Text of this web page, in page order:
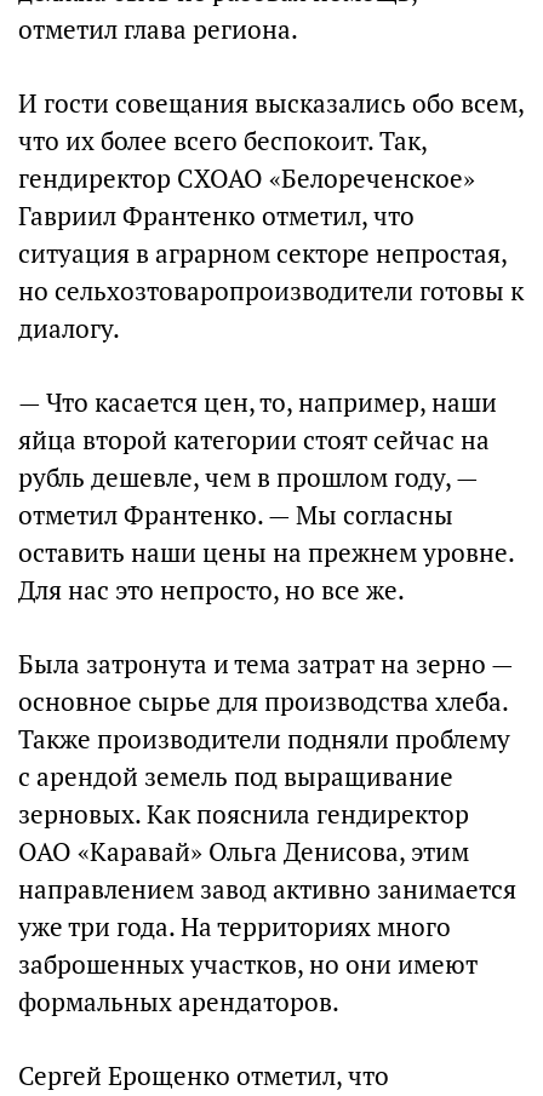
отметил глава региона.
И гости совещания высказались обо всем,
что их более всего беспокоит. Так,
гендиректор СХОАО «Белореченское»
Гавриил Франтенко отметил, что
ситуация в аграрном секторе непростая,
но сельхозтоваропроизводители готовы к
диалогу.
— Что касается цен, то, например, наши
яйца второй категории стоят сейчас на
рубль дешевле, чем в прошлом году, —
отметил Франтенко. — Мы согласны
оставить наши цены на прежнем уровне.
Для нас это непросто, но все же.
Была затронута и тема затрат на зерно —
основное сырье для производства хлеба.
Также производители подняли проблему
с арендой земель под выращивание
зерновых. Как пояснила гендиректор
ОАО «Каравай» Ольга Денисова, этим
направлением завод активно занимается
уже три года. На территориях много
заброшенных участков, но они имеют
формальных арендаторов.
Сергей Ерощенко отметил, что